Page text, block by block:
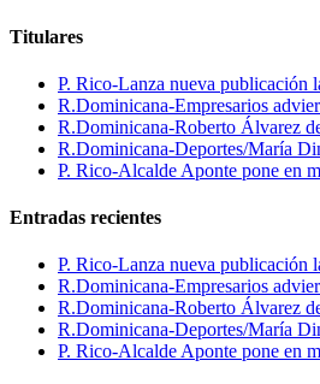
Titulares
P. Rico-Lanza nueva publicación
R.Dominicana-Empresarios
R.Dominicana-Roberto Álvarez
R.Dominicana-Deportes/María
P. Rico-Alcalde Aponte pone en
Entradas recientes
P. Rico-Lanza nueva publicación
R.Dominicana-Empresarios
R.Dominicana-Roberto Álvarez
R.Dominicana-Deportes/María
P. Rico-Alcalde Aponte pone en